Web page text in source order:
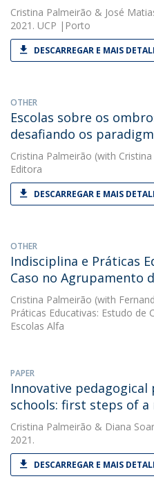
Cristina Palmeirão & José
2021. UCP |Porto
DESCARREGAR E MAIS
OTHER
Escolas sobre os
desafiando os
Cristina Palmeirão (with
Editora
DESCARREGAR E MAIS
OTHER
Indisciplina e Práticas
Caso no Agrupamento
Cristina Palmeirão (with
Práticas Educativas: Estudo de
Escolas Alfa
PAPER
Innovative
schools: first steps of
Cristina Palmeirão & Diana
2021.
DESCARREGAR E MAIS